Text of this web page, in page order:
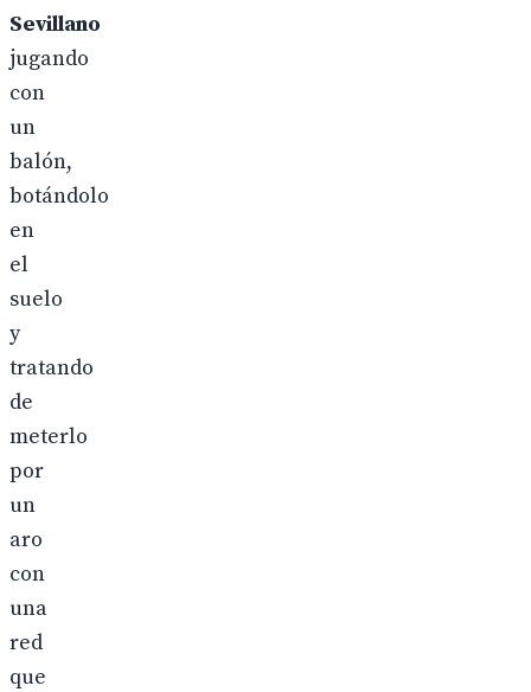
Sevillano
jugando
con
un
balón,
botándolo
en
el
suelo
y
tratando
de
meterlo
por
un
aro
con
una
red
que